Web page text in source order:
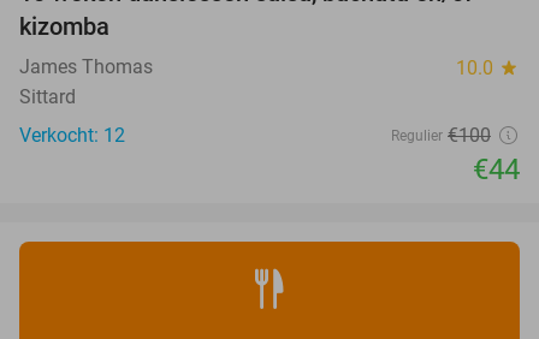
kizomba
James Thomas 10.0 star
Sittard
Verkocht: 12
Regulier €100
€44